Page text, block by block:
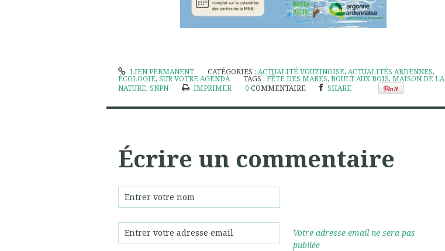
LIEN PERMANENT CATÉGORIES :ACTUALITÉ VOUZINOISE,ACTUALITÉS ARDENNES,
ÉCOLOGIE, SUR VOTRE AGENDA TAGS : FÊTE DES MARES, BOULT AUX BOIS, MAISON DE LA
NATURE, SNPN IMPRIMER 0 COMMENTAIRE SHARE
Écrire un commentaire
Votre adresse email ne sera pas
publiée